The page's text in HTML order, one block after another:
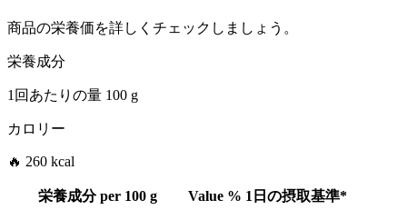
商品の栄養価を詳しくチェックしましょう。
栄養成分
1回あたりの量 100 g
カロリー
🔥 260 kcal
栄養成分 per 100 g Value % 1日の摂取基準*